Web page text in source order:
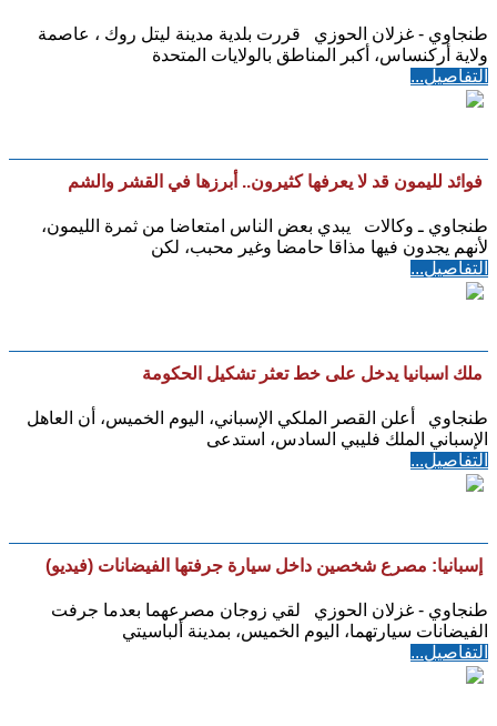
طنجاوي - غزلان الحوزي قررت بلدية مدينة ليتل روك ، عاصمة
ولاية أركنساس، أكبر المناطق بالولايات المتحدة
التفاصيل...
فوائد لليمون قد لا يعرفها كثيرون.. أبرزها في القشر والشم
طنجاوي ـ وكالات يبدي بعض الناس امتعاضا من ثمرة الليمون،
لأنهم يجدون فيها مذاقا حامضا وغير محبب، لكن
التفاصيل...
ملك اسبانيا يدخل على خط تعثر تشكيل الحكومة
طنجاوي أعلن القصر الملكي الإسباني، اليوم الخميس، أن العاهل
الإسباني الملك فليبي السادس، استدعى
التفاصيل...
إسبانيا: مصرع شخصين داخل سيارة جرفتها الفيضانات (فيديو)
طنجاوي - غزلان الحوزي لقي زوجان مصرعهما بعدما جرفت
الفيضانات سيارتهما، اليوم الخميس، بمدينة ألباسيتي
التفاصيل...